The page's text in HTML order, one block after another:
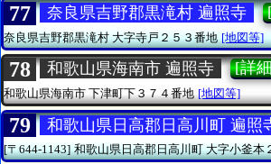
77 奈良県吉野郡黒滝村 遍照寺
奈良県吉野郡黒滝村大字寺戸２５３番地 [地図等]
78 和歌山県海南市 遍照寺 [詳
和歌山県海南市 下津町下３７４番地 [地図等]
79 和歌山県日高郡日高川町 遍照
[〒644-1143] 和歌山県日高郡日高川町大字小釜本